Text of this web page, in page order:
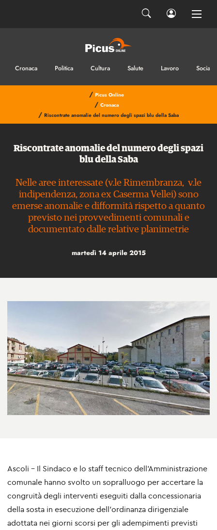
Cronaca Politica Cultura Salute Lavoro Sociale
/ Picus Online
/ Cronaca
/ Riscontrate anomalie del numero degli spazi blu della Saba
Riscontrate anomalie del numero degli spazi
blu della Saba
Nelle aree interessate (v.le Rimembranza, v.le
indipendenza, zona ex Caserma Vellei) sono
emerse anomalie e difformità rispetto a quanto
previsto nei provvedimenti comunali e
documentato dalle relative planimetrie
martedì 14 aprile 2015
Ascoli - Il Sindaco e lo staff tecnico dell'Amministrazione
comunale hanno svolto un sopralluogo per accertare la
congruità degli interventi eseguiti dalla concessionaria
della sosta in esecuzione dell'ordinanza dirigenziale
adottata nei giorni scorsi per gli adempimenti previsti